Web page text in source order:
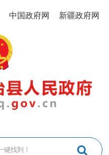
中国政府网 新疆政府网